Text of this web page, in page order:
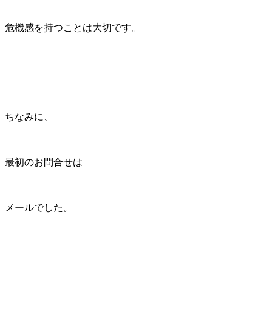
危機感を持つことは大切です。
ちなみに、
最初のお問合せは
メールでした。